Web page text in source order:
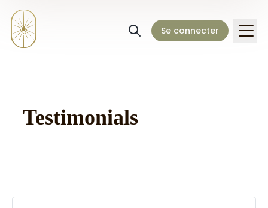
Se connecter
Testimonials